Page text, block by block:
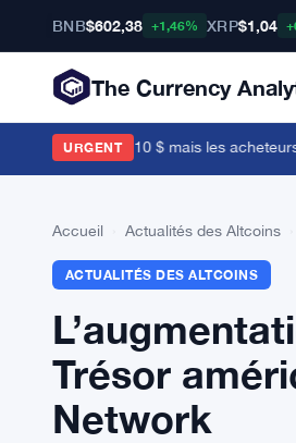
BNB$602,38 +1,46% XRP$1,04
The Currency
URGENT
près de 0,10 $ mais les acheteurs
Accueil Actualités des Altcoins
ACTUALITÉS DES ALTCOINS
Trésor
Network